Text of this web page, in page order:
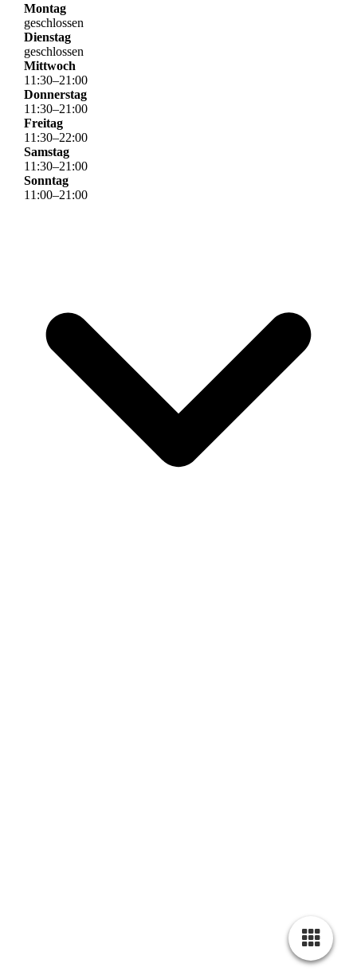
Montag
geschlossen
Dienstag
geschlossen
Mittwoch
11 :30–21 :00
Donnerstag
11 :30–21 :00
Freitag
11 :30–22:00
Samstag
11 :30–21 :00
Sonntag
11 :00–21 :00